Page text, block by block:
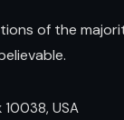
of the
10038, USA